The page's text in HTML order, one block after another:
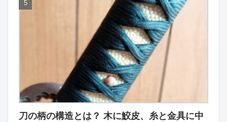
刀の柄の構造とは？ 木に鮫皮、糸と金具に中